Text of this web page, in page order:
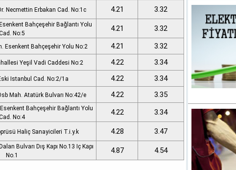
Necmettin Erbakan Cad. No:1c 4.21 3.32
Bahçeşehir Bağlantı Yolu
No:5
4.21
3.32
Esenkent Bahçeşehir Yolu No:2 4.21
3.32
Yeşil Vadi Caddesi No:2 4.22
3.34
Istanbul Cad. No:2/1a 4.22
3.34
Mah. Atatürk Bulvarı No:42/e 4.22
3.35
Bahçeşehir Bağlantı Yolu
No:4
4.22 3.34
Haliç Sanayicileri T.i.y.k 4.28 3.47
Bulvarı Dış Kapı No.13 Iç Kapı
No.1
4.87 4.54